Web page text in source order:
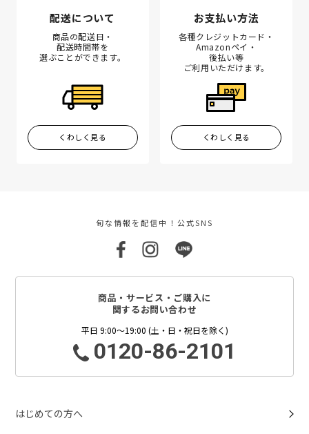
配送について
商品の配送日・
配送時間帯を
選ぶことができます。
くわしく見る
お支払い方法
各種クレジットカード・
Amazonペイ・
後払い等
ご利用いただけます。
くわしく見る
旬な情報を配信中！公式SNS
商品・サービス・ご購入に
関するお問い合わせ
平日 9:00～19:00 (土・日・祝日を除く)
0120-86-2101
はじめての方へ